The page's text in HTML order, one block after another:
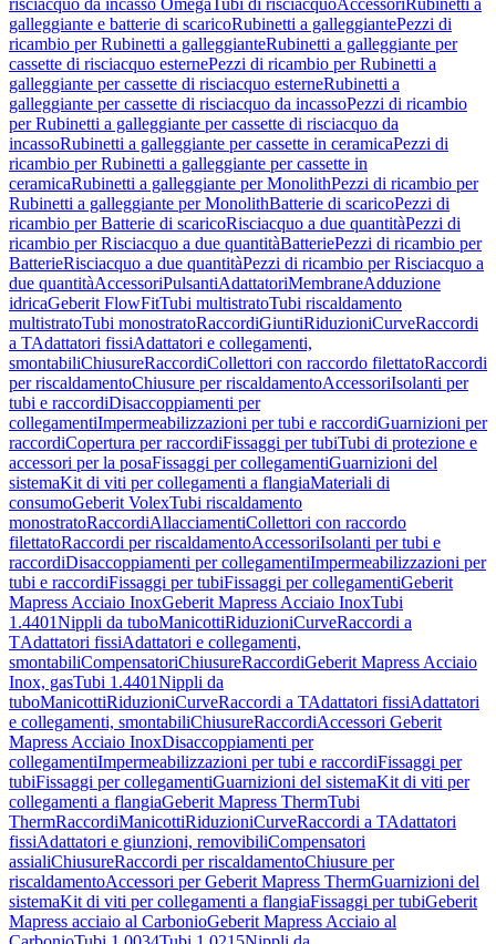
risciacquo da incasso OmegaTubi di risciacquoAccessoriRubinetti a
galleggiante e batterie di scaricoRubinetti a galleggiantePezzi di
ricambio per Rubinetti a galleggianteRubinetti a galleggiante per
cassette di risciacquo esternePezzi di ricambio per Rubinetti a
galleggiante per cassette di risciacquo esterneRubinetti a
galleggiante per cassette di risciacquo da incassoPezzi di ricambio
per Rubinetti a galleggiante per cassette di risciacquo da
incassoRubinetti a galleggiante per cassette in ceramicaPezzi di
ricambio per Rubinetti a galleggiante per cassette in
ceramicaRubinetti a galleggiante per MonolithPezzi di ricambio per
Rubinetti a galleggiante per MonolithBatterie di scaricoPezzi di
ricambio per Batterie di scaricoRisciacquo a due quantitàPezzi di
ricambio per Risciacquo a due quantitàBatteriePezzi di ricambio per
BatterieRisciacquo a due quantitàPezzi di ricambio per Risciacquo a
due quantitàAccessoriPulsantiAdattatoriMembraneAdduzione
idricaGeberit FlowFitTubi multistratoTubi riscaldamento
multistratoTubi monostratoRaccordiGiuntiRiduzioniCurveRaccordi
a TAdattatori fissiAdattatori e collegamenti,
smontabiliChiusureRaccordiCollettori con raccordo filettatoRaccordi
per riscaldamentoChiusure per riscaldamentoAccessoriIsolanti per
tubi e raccordiDisaccoppiamenti per
collegamentiImpermeabilizzazioni per tubi e raccordiGuarnizioni per
raccordiCopertura per raccordiFissaggi per tubiTubi di protezione e
accessori per la posaFissaggi per collegamentiGuarnizioni del
sistemaKit di viti per collegamenti a flangiaMateriali di
consumoGeberit VolexTubi riscaldamento
monostratoRaccordiAllacciamentiCollettori con raccordo
filettatoRaccordi per riscaldamentoAccessoriIsolanti per tubi e
raccordiDisaccoppiamenti per collegamentiImpermeabilizzazioni per
tubi e raccordiFissaggi per tubiFissaggi per collegamentiGeberit
Mapress Acciaio InoxGeberit Mapress Acciaio InoxTubi
1.4401Nippli da tuboManicottiRiduzioniCurveRaccordi a
TAdattatori fissiAdattatori e collegamenti,
smontabiliCompensatoriChiusureRaccordiGeberit Mapress Acciaio
Inox, gasTubi 1.4401Nippli da
tuboManicottiRiduzioniCurveRaccordi a TAdattatori fissiAdattatori
e collegamenti, smontabiliChiusureRaccordiAccessori Geberit
Mapress Acciaio InoxDisaccoppiamenti per
collegamentiImpermeabilizzazioni per tubi e raccordiFissaggi per
tubiFissaggi per collegamentiGuarnizioni del sistemaKit di viti per
collegamenti a flangiaGeberit Mapress ThermTubi
ThermRaccordiManicottiRiduzioniCurveRaccordi a TAdattatori
fissiAdattatori e giunzioni, removibiliCompensatori
assialiChiusureRaccordi per riscaldamentoChiusure per
riscaldamentoAccessori per Geberit Mapress ThermGuarnizioni del
sistemaKit di viti per collegamenti a flangiaFissaggi per tubiGeberit
Mapress acciaio al CarbonioGeberit Mapress Acciaio al